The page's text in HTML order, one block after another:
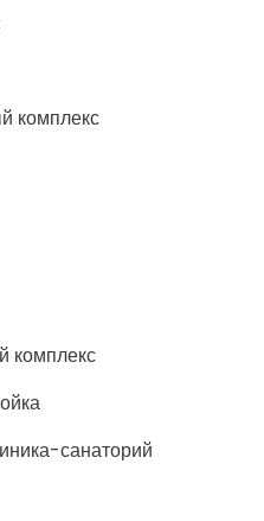
комплекс
комплекс
санаторий